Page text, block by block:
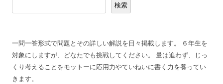
ョ
ン
検索
一問一答形式で問題とその詳しい解説を日々掲載します。 ６年生を
対象にしますが、どなたでも挑戦してください。 量は追わず、じっ
くり考えることをモットーに応用力やていねいに書く力を養ってい
きます。